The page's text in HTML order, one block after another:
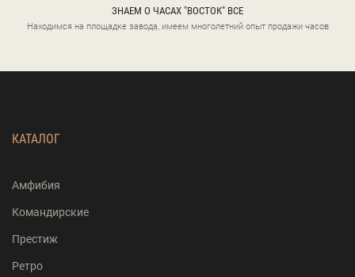
ЗНАЕМ О ЧАСАХ "ВОСТОК" ВСЕ
Находимся на площадке завода, имеем многолетний опыт продажи часов
КАТАЛОГ
Амфибия
Командирские
Престиж
Ретро